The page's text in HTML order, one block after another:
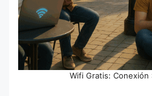
Wifi Gratis: Conexión